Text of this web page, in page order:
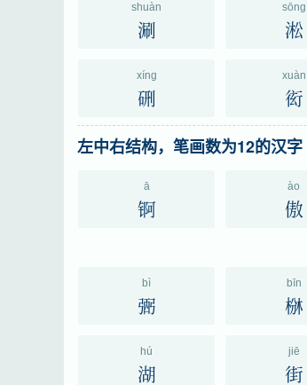
shuàn
涮
sōng
淞
xíng
硎
xuàn
衒
左中右结构，笔画数为12的汉字
ā
锕
ào
傲
bì
弻
bīn
椕
hú
湖
jiē
街